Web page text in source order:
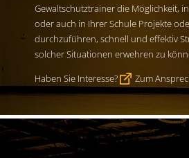
Gewaltschutztrainer die Möglichkeit,
oder auch in Ihrer Schule Projekte
durchzuführen, schnell und effektiv
solcher Situationen erwehren zu
Haben Sie Interesse?
Zum